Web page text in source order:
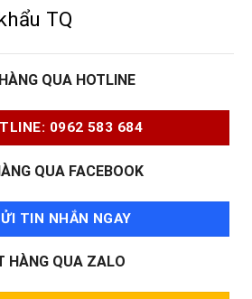
TQ
QUA HOTLINE
0962 583 684
QUA FACEBOOK
TIN NHẮN NGAY
HÀNG QUA ZALO